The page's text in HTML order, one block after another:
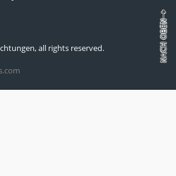
all rights reserved.